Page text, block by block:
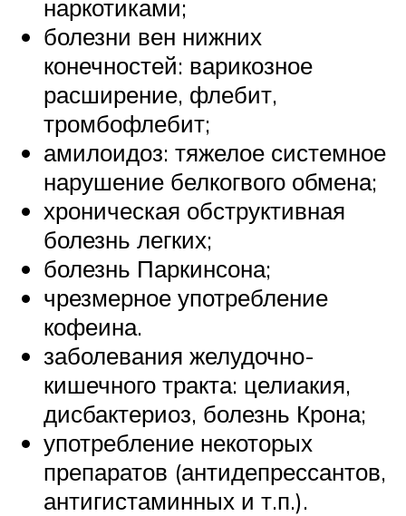
наркотиками;
болезни вен нижних
конечностей: варикозное
расширение, флебит,
тромбофлебит;
амилоидоз: тяжелое системное
нарушение белкогвого обмена;
хроническая обструктивная
болезнь легких;
болезнь Паркинсона;
чрезмерное употребление
кофеина.
заболевания желудочно-
кишечного тракта: целиакия,
дисбактериоз, болезнь Крона;
употребление некоторых
препаратов (антидепрессантов,
антигистаминных и т.п.).